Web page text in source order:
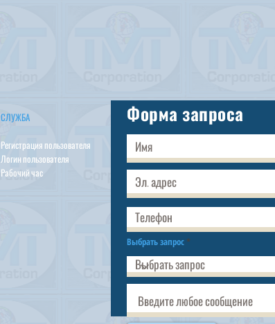
СЛУЖБА
Регистрация пользователя
Логин пользователя
Рабочий час
Форма запроса
Выбрать запрос